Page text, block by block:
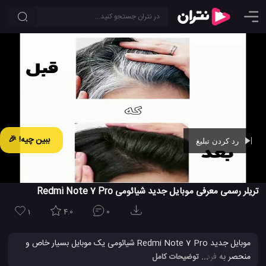
ببین چیه! 🎉
تریلر رسمی معرفی موبایل جدید شیائومی Redmi Note 7 Pro
1 4.0 0
موبایل جدید Redmi Note 7 Pro شیائومی یک موبایل بسیار خاص و
منحصر به فرد است که علاوه بر مشخصات و ویؤگی هایی عالی از ظرافت
... توضیحات کامل